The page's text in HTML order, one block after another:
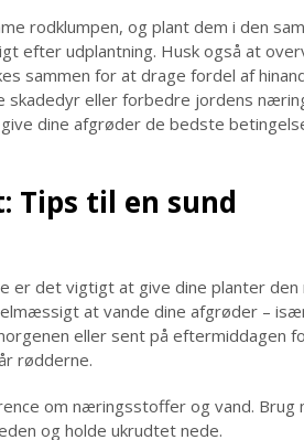
rodklumpen, og plant dem i den
efter udplantning. Husk også at
sammen for at drage fordel af
eller forbedre jordens
dine afgrøder de bedste
Tips til en sund
er det vigtigt at give dine planter
at vande dine afgrøder –
eller sent på eftermiddagen
rødderne.
om næringsstoffer og vand. Brug
og holde ukrudtet nede.